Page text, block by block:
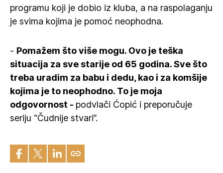
programu koji je dobio iz kluba, a na raspolaganju
je svima kojima je pomoć neophodna.
- Pomažem što više mogu. Ovo je teška
situacija za sve starije od 65 godina. Sve što
treba uradim za babu i dedu, kao i za komšije
kojima je to neophodno. To je moja
odgovornost - podvlači Ćopić i preporučuje
seriju “Čudnije stvari”.